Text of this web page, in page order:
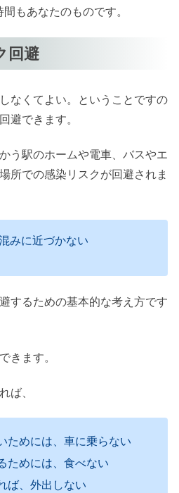
もあなたのものです。
回避
なくてよい。ということですの
避できます。
う駅のホームや電車、バスやエ
所での感染リスクが回避されま
みに近づかない
するための基本的な考え方です
きます。
ば、
ためには、車に乗らない
ためには、食べない
ば、外出しない